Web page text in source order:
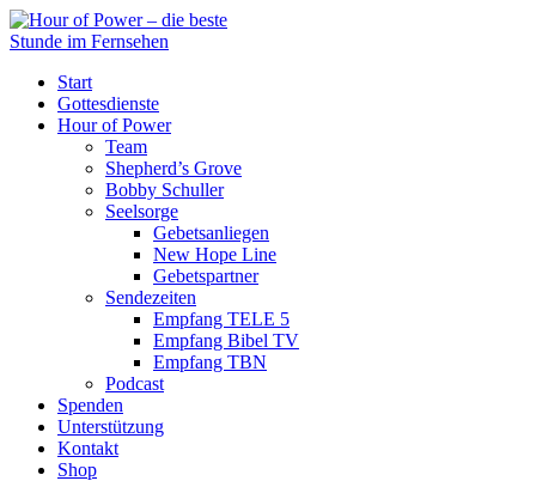
Start
Gottesdienste
Hour of Power
Team
Shepherd’s Grove
Bobby Schuller
Seelsorge
Gebetsanliegen
New Hope Line
Gebetspartner
Sendezeiten
Empfang TELE 5
Empfang Bibel TV
Empfang TBN
Podcast
Spenden
Unterstützung
Kontakt
Shop